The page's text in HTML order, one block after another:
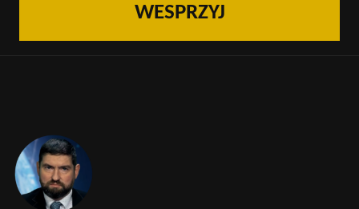
WESPRZYJ